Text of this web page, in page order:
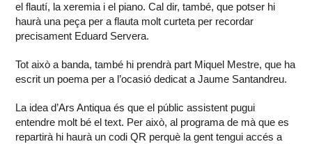
el flautí, la xeremia i el piano. Cal dir, també, que potser hi
haurà una peça per a flauta molt curteta per recordar
precisament Eduard Servera.
Tot això a banda, també hi prendrà part Miquel Mestre, que ha
escrit un poema per a l’ocasió dedicat a Jaume Santandreu.
La idea d’Ars Antiqua és que el públic assistent pugui
entendre molt bé el text. Per això, al programa de mà que es
repartirà hi haurà un codi QR perquè la gent tengui accés a